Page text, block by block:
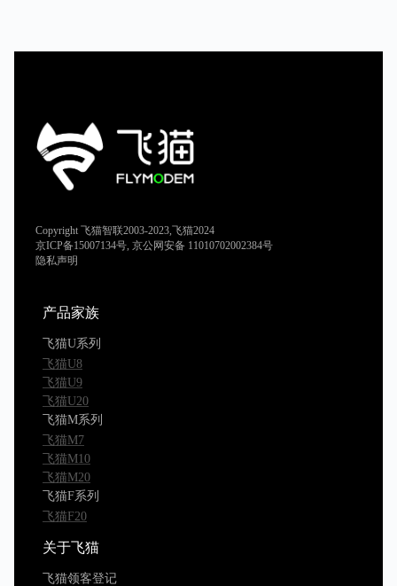
Copyright 飞猫智联2003-2023,飞猫2024
京ICP备15007134号, 京公网安备 11010702002384号
隐私声明
产品家族
飞猫U系列
飞猫U8
飞猫U9
飞猫U20
飞猫M系列
飞猫M7
飞猫M10
飞猫M20
飞猫F系列
飞猫F20
关于飞猫
飞猫领客登记